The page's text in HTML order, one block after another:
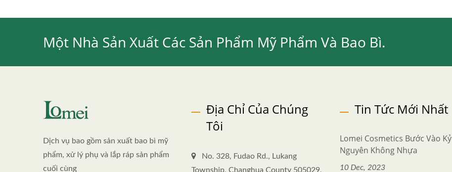
Một Nhà Sản Xuất Các Sản Phẩm Mỹ Phẩm Và Bao Bì.
Dịch vụ bao gồm sản xuất bao bì mỹ
phẩm, xử lý phụ và lắp ráp sản phẩm
cuối cùng
Địa Chỉ Của Chúng
Tôi
No. 328, Fudao Rd., Lukang
Township, Changhua County 505029,
Tin Tức Mới Nhất
Lomei Cosmetics Bước Vào Kỷ
Nguyên Không Nhựa
10 Dec, 2023